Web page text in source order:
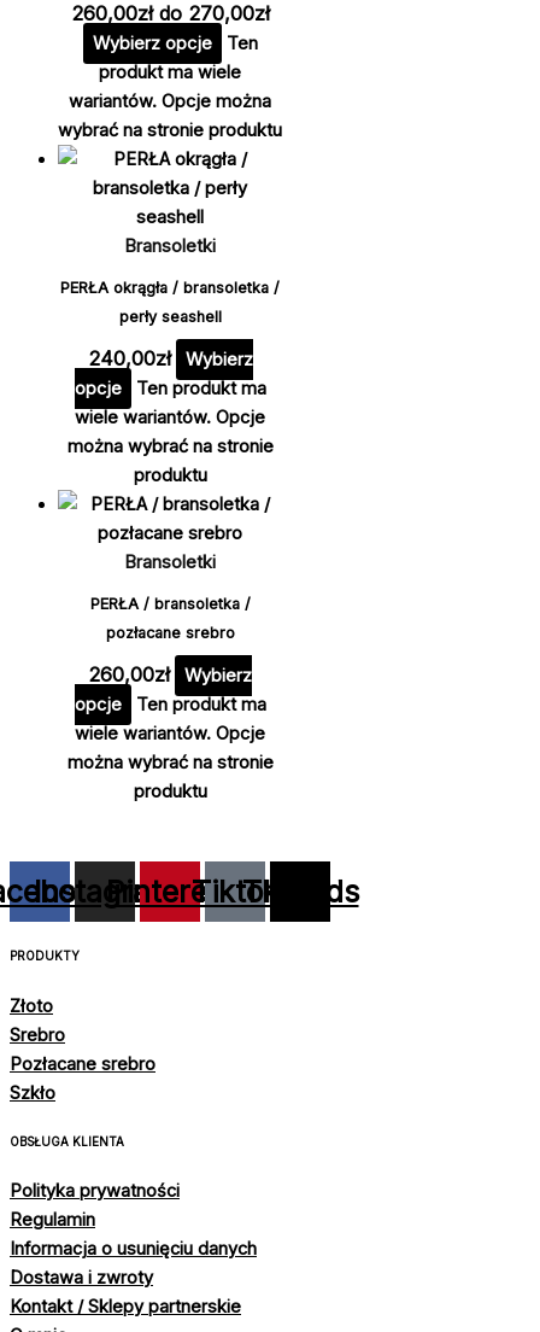
260,00zł do 270,00zł
Wybierz opcje
Ten
produkt ma wiele
wariantów. Opcje można
wybrać na stronie produktu
Bransoletki
PERŁA okrągła / bransoletka /
perły seashell
240,00zł
Wybierz
opcje
Ten produkt ma
wiele wariantów. Opcje
można wybrać na stronie
produktu
Bransoletki
PERŁA / bransoletka /
pozłacane srebro
260,00zł
Wybierz
opcje
Ten produkt ma
wiele wariantów. Opcje
można wybrać na stronie
produktu
Instagram
Pinterest
TiktokThreads
PRODUKTY
Złoto
Srebro
Pozłacane srebro
Szkło
OBSŁUGA KLIENTA
Polityka prywatności
Regulamin
Informacja o usunięciu danych
Dostawa i zwroty
Kontakt / Sklepy partnerskie